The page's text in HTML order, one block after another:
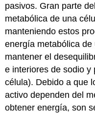
pasivos. Gran parte
metabólica de una
manteniendo estos
energía metabólica
mantener el
e interiores de sodio y
célula). Debido a que
activo dependen del
obtener energía, son